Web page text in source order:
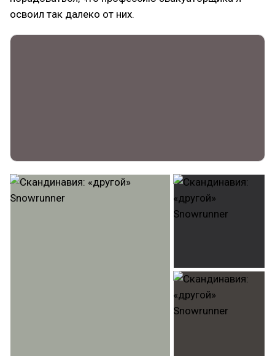
освоил так далеко от них.